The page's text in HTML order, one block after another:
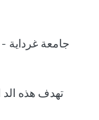
جامعة غرداية -
تهدف هذه